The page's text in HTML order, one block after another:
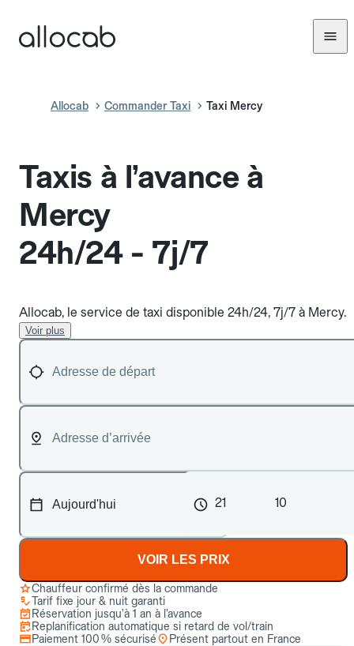
Allocab Commander Taxi Taxi Mercy
Taxis à l’avance à
Mercy
24h/24 - 7j/7
Allocab, le service de taxi disponible 24h/24, 7j/7 à Mercy.
Voir plus
21 10
VOIR LES PRIX
Chauffeur confirmé dès la commande
Tarif fixe jour & nuit garanti
Réservation jusqu’à 1 an à l’avance
Replanification automatique si retard de vol/train
Paiement 100 % sécurisé
Présent partout en France